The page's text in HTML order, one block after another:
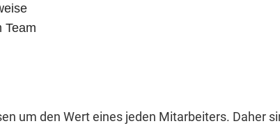
Team
um den Wert eines jeden Mitarbeiters. Daher